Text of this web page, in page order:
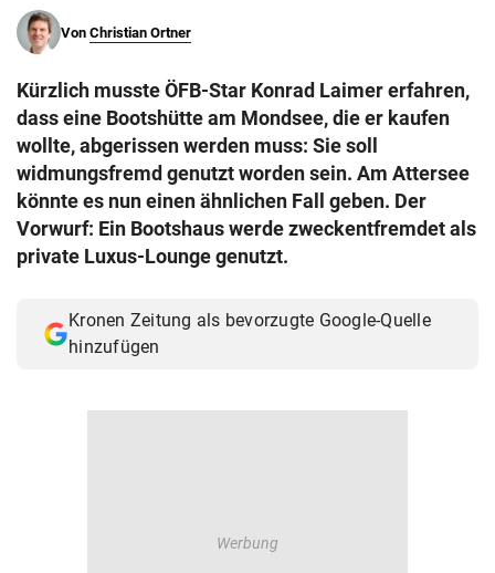
Von Christian Ortner
Kürzlich musste ÖFB-Star Konrad Laimer erfahren,
dass eine Bootshütte am Mondsee, die er kaufen
wollte, abgerissen werden muss: Sie soll
widmungsfremd genutzt worden sein. Am Attersee
könnte es nun einen ähnlichen Fall geben. Der
Vorwurf: Ein Bootshaus werde zweckentfremdet als
private Luxus-Lounge genutzt.
Kronen Zeitung als bevorzugte Google-Quelle
hinzufügen